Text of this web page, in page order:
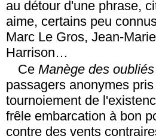
au détour d'une phrase,
aime, certains peu
Marc Le Gros, Jean-
Harrison…
Ce Manège des
passagers anonymes
tournoiement de
frêle embarcation à bon
contre des vents